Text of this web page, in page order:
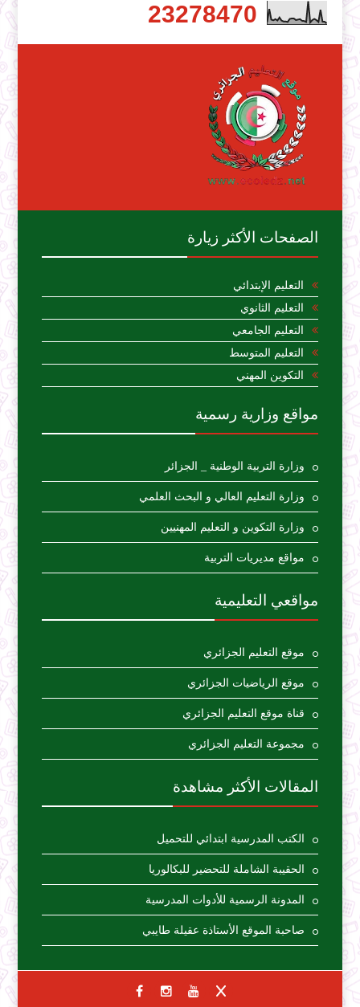
23278470
الصفحات الأكثر زيارة
التعليم الإبتدائي
التعليم الثانوي
التعليم الجامعي
التعليم المتوسط
التكوين المهني
مواقع وزارية رسمية
وزارة التربية الوطنية _ الجزائر
وزارة التعليم العالي و البحث العلمي
وزارة التكوين و التعليم المهنيين
مواقع مديريات التربية
مواقعي التعليمية
موقع التعليم الجزائري
موقع الرياضيات الجزائري
قناة موقع التعليم الجزائري
مجموعة التعليم الجزائري
المقالات الأكثر مشاهدة
الكتب المدرسية ابتدائي للتحميل
الحقيبة الشاملة للتحضير للبكالوريا
المدونة الرسمية للأدوات المدرسية
صاحبة الموقع الأستاذة عقيلة طايبي